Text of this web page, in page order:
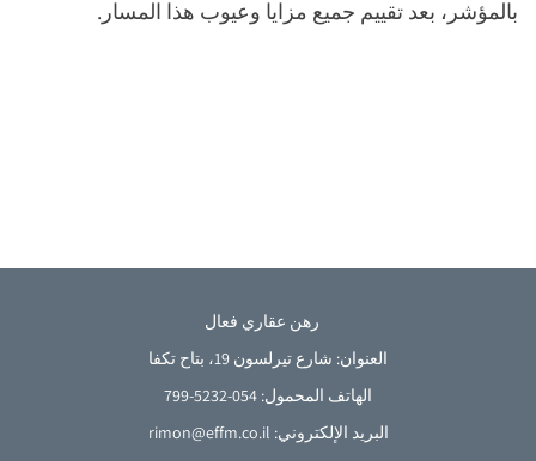
بالمؤشر، بعد تقييم جميع مزايا وعيوب هذا المسار.
رهن عقاري فعال
العنوان: شارع تيرلسون 19، بتاح تكفا
الهاتف المحمول: 054-5232-799
البريد الإلكتروني: rimon@effm.co.il